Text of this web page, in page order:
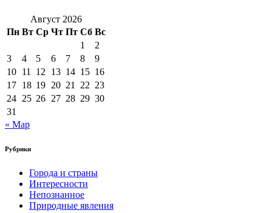
Август 2026
Пн Вт Ср Чт Пт Сб Вс
1
2
3
4 5 6 7 8
9
10 11 12 13 14 15 16
17 18 19 20 21 22 23
24 25 26 27 28 29 30
31
« Мар
Рубрики
Города и страны
Интересности
Непознанное
Природные явления